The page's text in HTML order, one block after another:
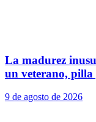
La madurez
un veterano, pilla
9 de agosto de 2026